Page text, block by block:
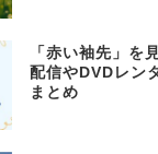
「赤い袖先」を
配信やDVDレン
まとめ